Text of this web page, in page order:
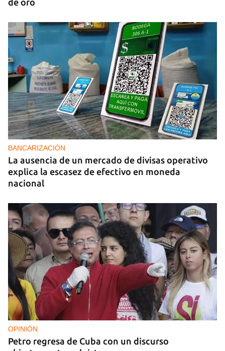
de oro
BANCARIZACIÓN
La ausencia de un mercado de divisas operativo
explica la escasez de efectivo en moneda
nacional
OPINIÓN
Petro regresa de Cuba con un discurso